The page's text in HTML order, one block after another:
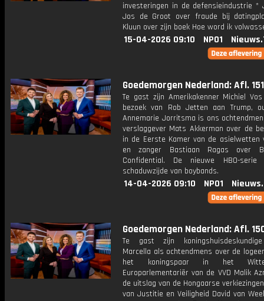
investeringen in de defensieindustrie *
Jos de Groot over fraude bij
Kluun over zijn boek Hoe word ik
15-04-2026 09:10 NPO1
Goedemorgen Nederland: Afl. 151
Te gast zijn Amerikakenner Michiel
bezoek van Rob Jetten aan Trump,
Annemarie Jorritsma is ons
verslaggever Mats Akkerman over de
in de Eerste Kamer van de asielwetten
en zanger Bastiaan Ragas over
Confidential. De nieuwe HBO-
schaduwzijde van boybands.
14-04-2026 09:10 NPO1
Goedemorgen Nederland: Afl.
Te gast zijn
Marcella als ochtendmens over de
het koningspaar in het
Europarlementariër van de VVD Malik
de uitslag van de Hongaarse
van Justitie en Veiligheid David van